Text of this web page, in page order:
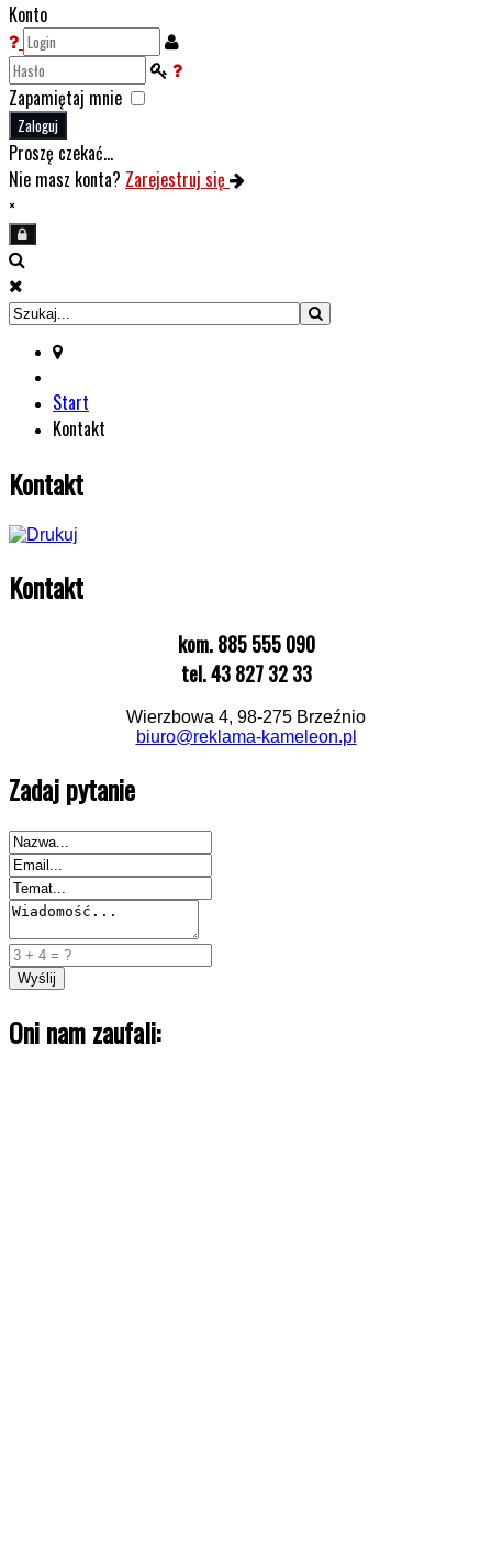
Konto
Zapamiętaj mnie
Zaloguj
Proszę czekać...
Nie masz konta? Zarejestruj się
×
Start
Kontakt
Kontakt
Kontakt
kom. 885 555 090
tel. 43 827 32 33
Wierzbowa 4, 98-275 Brzeźnio
biuro@reklama-kameleon.pl
Zadaj pytanie
Oni nam zaufali: